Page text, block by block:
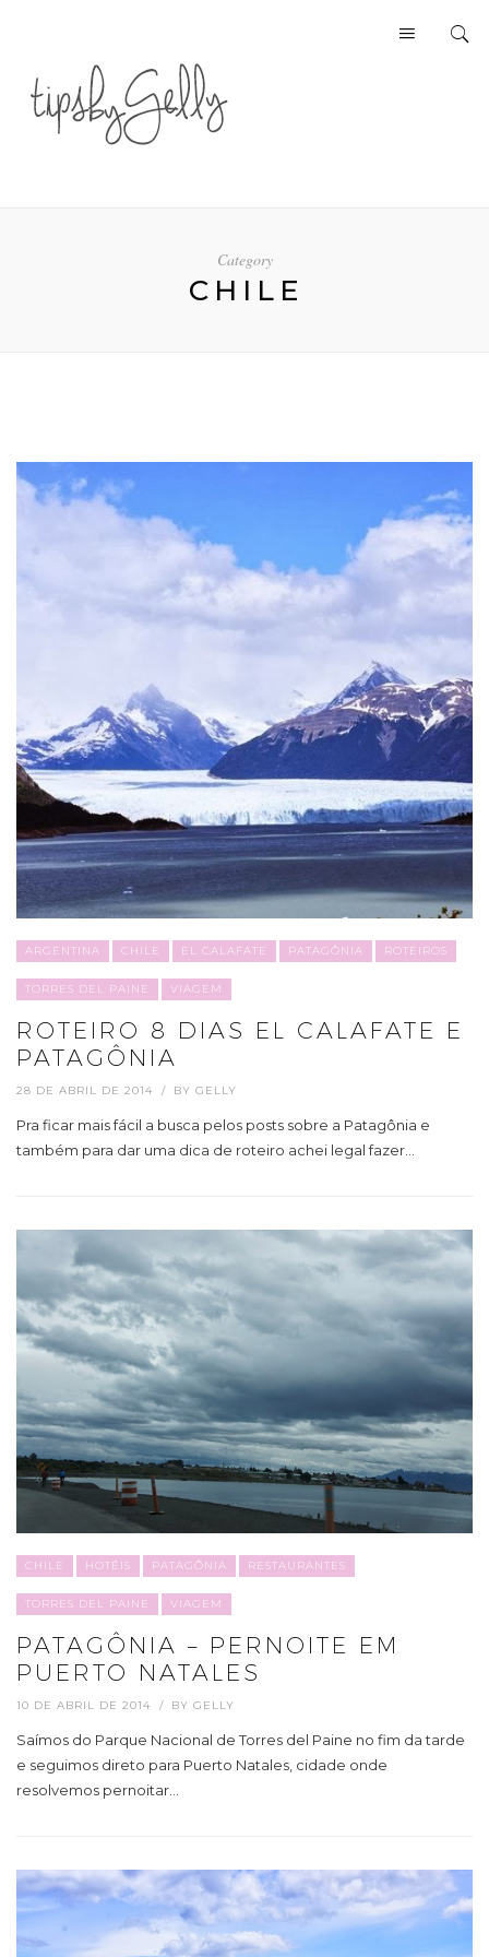
Category
CHILE
ARGENTINA CHILE EL CALAFATE PATAGÔNIA ROTEIROS
TORRES DEL PAINE VIAGEM
ROTEIRO 8 DIAS EL CALAFATE E
PATAGÔNIA
28 DE ABRIL DE 2014 BY GELLY
Pra ficar mais fácil a busca pelos posts sobre a Patagônia e
também para dar uma dica de roteiro achei legal fazer…
CHILE HOTÉIS PATAGÔNIA RESTAURANTES
TORRES DEL PAINE VIAGEM
PATAGÔNIA – PERNOITE EM
PUERTO NATALES
10 DE ABRIL DE 2014 BY GELLY
Saímos do Parque Nacional de Torres del Paine no fim da tarde
e seguimos direto para Puerto Natales, cidade onde
resolvemos pernoitar…